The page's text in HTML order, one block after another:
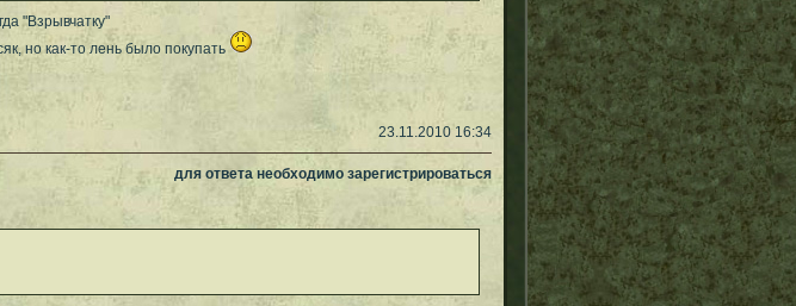
"Взрывчатку"
но как-то лень было покупать
23.11.2010 16:34
для ответа необходимо зарегистрироваться